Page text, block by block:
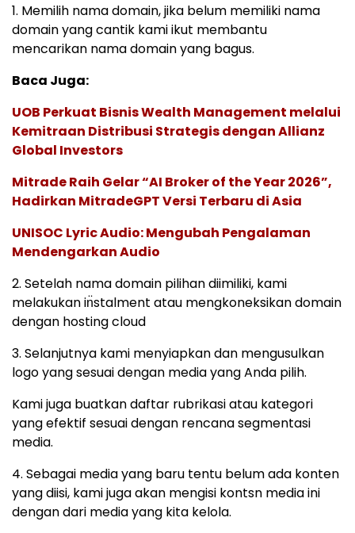
1. Memilih nama domain, jika belum memiliki nama
domain yang cantik kami ikut membantu
mencarikan nama domain yang bagus.
Baca Juga:
UOB Perkuat Bisnis Wealth Management melalui
Kemitraan Distribusi Strategis dengan Allianz
Global Investors
Mitrade Raih Gelar “AI Broker of the Year 2026”,
Hadirkan MitradeGPT Versi Terbaru di Asia
UNISOC Lyric Audio: Mengubah Pengalaman
Mendengarkan Audio
2. Setelah nama domain pilihan diimiliki, kami
melakukan in̈stalment atau mengkoneksikan domain
dengan hosting cloud
3. Selanjutnya kami menyiapkan dan mengusulkan
logo yang sesuai dengan media yang Anda pilih.
Kami juga buatkan daftar rubrikasi atau kategori
yang efektif sesuai dengan rencana segmentasi
media.
4. Sebagai media yang baru tentu belum ada konten
yang diisi, kami juga akan mengisi kontsn media ini
dengan dari media yang kita kelola.